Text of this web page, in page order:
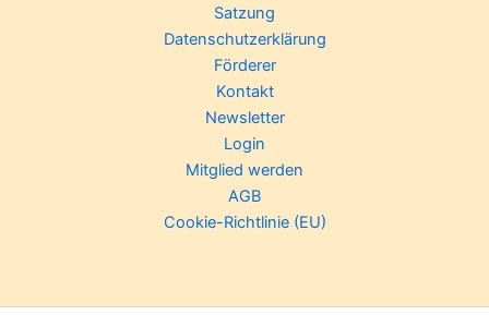
Satzung
Datenschutzerklärung
Förderer
Kontakt
Newsletter
Login
Mitglied werden
AGB
Cookie-Richtlinie (EU)